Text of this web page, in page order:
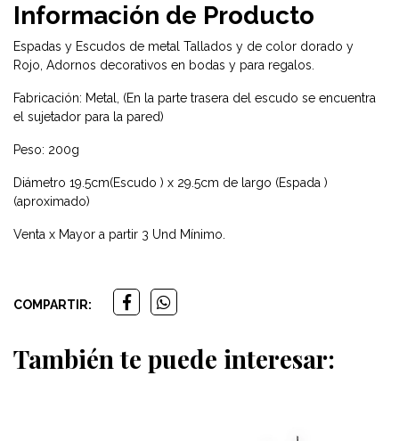
Información de Producto
Espadas y Escudos de metal Tallados y de color dorado y
Rojo, Adornos decorativos en bodas y para regalos.
Fabricación: Metal, (En la parte trasera del escudo se encuentra
el sujetador para la pared)
Peso: 200g
Diámetro 19.5cm(Escudo ) x 29.5cm de largo (Espada )
(aproximado)
Venta x Mayor a partir 3 Und Mínimo.
COMPARTIR:
También te puede interesar: